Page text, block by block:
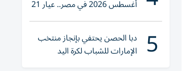
أغسطس 2026 في مصر.. عيار 21
يقترب من هذا الرقم
5 دبا الحصن يحتفي بإنجاز منتخب
الإمارات للشباب لكرة اليد